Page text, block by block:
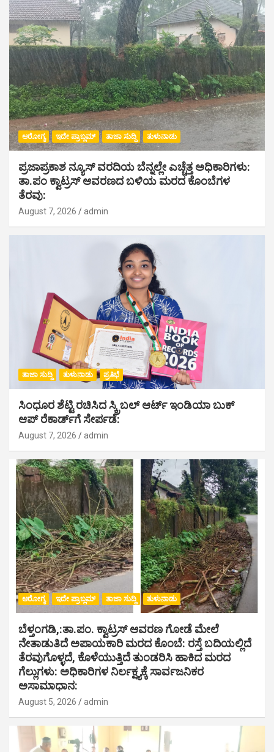
ಆರೋಗ್ಯ ಇದೇ ಪ್ರಾಬ್ಲಮ್ ತಾಜಾ ಸುದ್ದಿ ತುಳುನಾಡು
ಪ್ರಜಾಪ್ರಕಾಶ ನ್ಯೂಸ್ ವರದಿಯ ಬೆನ್ನಲ್ಲೇ ಎಚ್ಚೆತ್ತ ಅಧಿಕಾರಿಗಳು:
ತಾ.ಪಂ ಕ್ವಾಟ್ರಸ್ ಆವರಣದ ಬಳಿಯ ಮರದ ಕೊಂಬೆಗಳ
ತೆರವು:
August 7, 2026 admin
ತಾಜಾ ಸುದ್ದಿ ತುಳುನಾಡು ಪ್ರತಿಭೆ
ಸಿಂಧೂರ ಶೆಟ್ಟಿ ರಚಿಸಿದ ಸ್ಕ್ರಿಬಲ್ ಆರ್ಟ್ ಇಂಡಿಯಾ ಬುಕ್
ಆಪ್ ರೆಕಾರ್ಡ್‌ಗೆ ಸೇರ್ಪಡೆ:
August 7, 2026 admin
ಆರೋಗ್ಯ ಇದೇ ಪ್ರಾಬ್ಲಮ್ ತಾಜಾ ಸುದ್ದಿ ತುಳುನಾಡು
ಬೆಳ್ತಂಗಡಿ,:ತಾ.ಪಂ‌. ಕ್ವಾಟ್ರಸ್ ಆವರಣ ಗೋಡೆ ಮೇಲೆ
ನೇತಾಡುತಿದೆ ಅಪಾಯಕಾರಿ ಮರದ ಕೊಂಬೆ: ರಸ್ತೆ ಬದಿಯಲ್ಲಿದೆ
ತೆರವುಗೊಳ್ಳದೆ, ಕೊಳೆಯುತ್ತಿದೆ ತುಂಡರಿಸಿ ಹಾಕಿದ ಮರದ
ಗೆಲ್ಲುಗಳು: ಅಧಿಕಾರಿಗಳ ನಿರ್ಲಕ್ಷ್ಯಕ್ಕೆ ಸಾರ್ವಜನಿಕರ
ಅಸಾಮಾಧಾನ:
August 5, 2026 admin